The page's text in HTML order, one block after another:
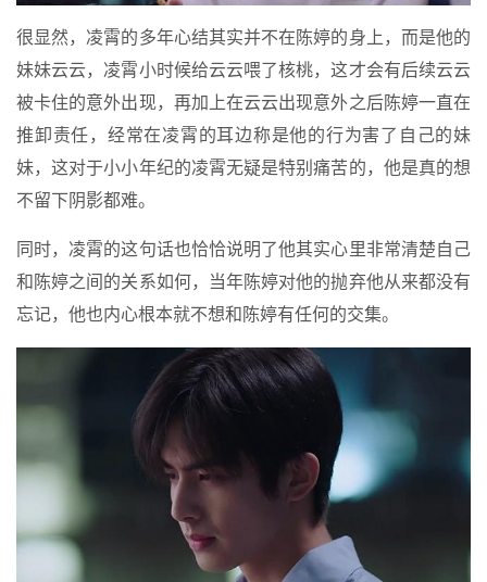
很显然，凌霄的多年心结其实并不在陈婷的身上，而是他的
妹妹云云，凌霄小时候给云云喂了核桃，这才会有后续云云
被卡住的意外出现，再加上在云云出现意外之后陈婷一直在
推卸责任，经常在凌霄的耳边称是他的行为害了自己的妹
妹，这对于小小年纪的凌霄无疑是特别痛苦的，他是真的想
不留下阴影都难。
同时，凌霄的这句话也恰恰说明了他其实心里非常清楚自己
和陈婷之间的关系如何，当年陈婷对他的抛弃他从来都没有
忘记，他也内心根本就不想和陈婷有任何的交集。